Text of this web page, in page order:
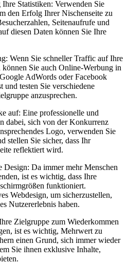
Statistiken: Verwenden ‍Sie⁣
den Erfolg⁢ Ihrer Nischenseite⁢ zu
Seitenaufrufe und
diesen Daten können ‌Sie Ihre
Wenn Sie schneller Traffic auf Ihre
Sie auch Online-Werbung in
⁣AdWords oder Facebook
und testen Sie verschiedene
anzusprechen.
auf: Eine professionelle und
dabei, ‍sich​ von der ⁤Konkurrenz
‍Logo, verwenden ‌Sie
stellen ⁣Sie sicher, dass Ihr
⁤reflektiert wird.
Design: Da immer‍ mehr Menschen
ist es ​wichtig,⁣ dass Ihre
funktioniert.‍
Webdesign, um ⁣sicherzustellen,
Nutzererlebnis haben.
​Zielgruppe zum Wiederkommen
ist​ es wichtig, Mehrwert zu
einen ‌Grund, sich immer wieder
Sie⁣ ihnen exklusive Inhalte,